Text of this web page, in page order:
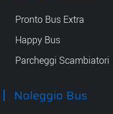
Pronto Bus Extra
Happy Bus
Parcheggi Scambiatori
Noleggio Bus